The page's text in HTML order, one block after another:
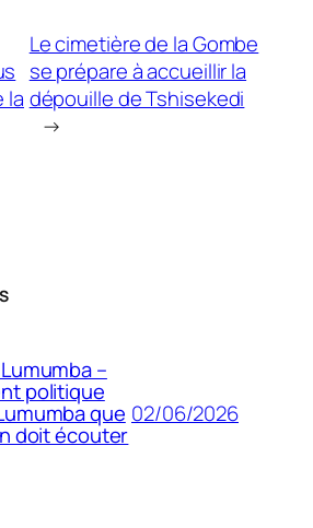
la
Le cimetière de la Gombe
se prépare à accueillir la
dépouille de Tshisekedi
→
–
politique
que
doit écouter
02/06/2026